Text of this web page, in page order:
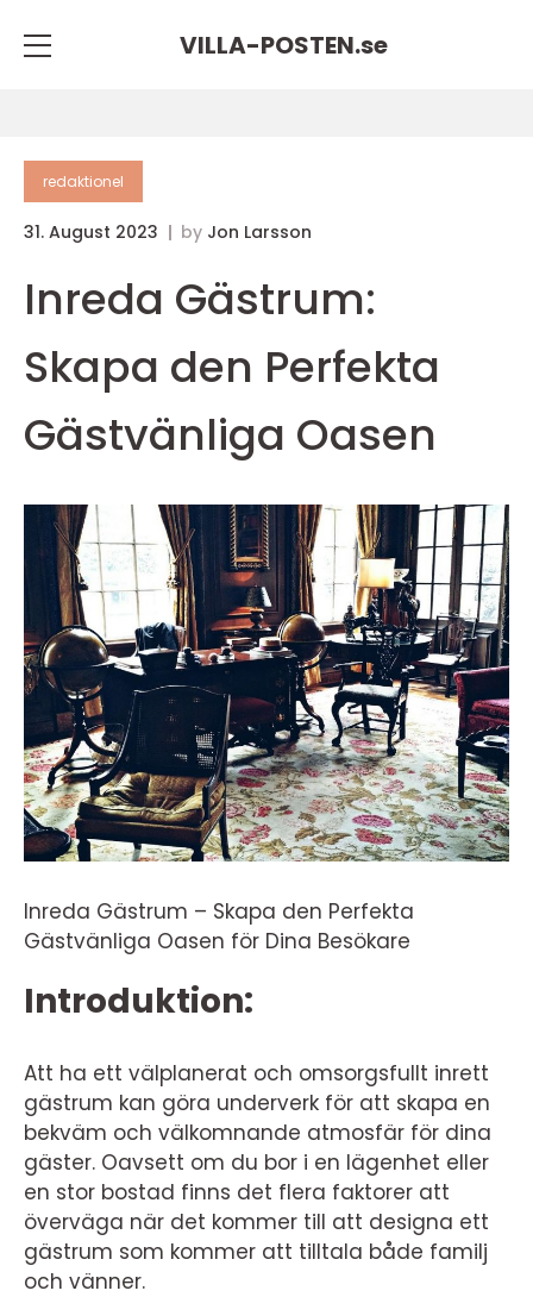
VILLA-POSTEN.se
redaktionel
31. August 2023 by Jon Larsson
Inreda Gästrum:
Skapa den Perfekta
Gästvänliga Oasen
Inreda Gästrum – Skapa den Perfekta
Gästvänliga Oasen för Dina Besökare
Introduktion:
Att ha ett välplanerat och omsorgsfullt inrett
gästrum kan göra underverk för att skapa en
bekväm och välkomnande atmosfär för dina
gäster. Oavsett om du bor i en lägenhet eller
en stor bostad finns det flera faktorer att
överväga när det kommer till att designa ett
gästrum som kommer att tilltala både familj
och vänner.